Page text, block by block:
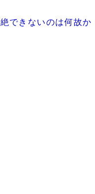
できないのは何故か